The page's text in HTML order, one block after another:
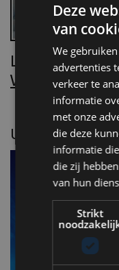
Lees Villa
Word nu
UITGELICHT
Deze
van
We
advertenties
verkeer te
informatie
met onze
die deze
informatie
die zij
van hun
Strikt